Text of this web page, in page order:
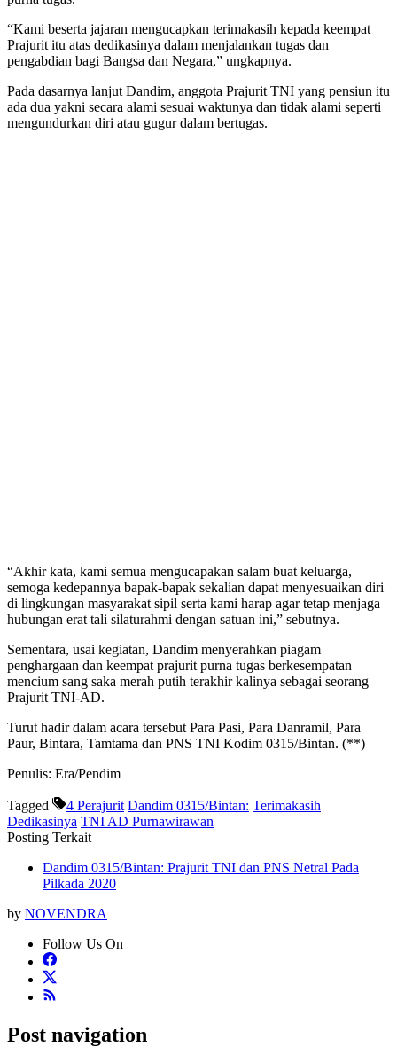
“Kami beserta jajaran mengucapkan terimakasih kepada keempat
Prajurit itu atas dedikasinya dalam menjalankan tugas dan
pengabdian bagi Bangsa dan Negara,” ungkapnya.
Pada dasarnya lanjut Dandim, anggota Prajurit TNI yang pensiun itu
ada dua yakni secara alami sesuai waktunya dan tidak alami seperti
mengundurkan diri atau gugur dalam bertugas.
“Akhir kata, kami semua mengucapakan salam buat keluarga,
semoga kedepannya bapak-bapak sekalian dapat menyesuaikan diri
di lingkungan masyarakat sipil serta kami harap agar tetap menjaga
hubungan erat tali silaturahmi dengan satuan ini,” sebutnya.
Sementara, usai kegiatan, Dandim menyerahkan piagam
penghargaan dan keempat prajurit purna tugas berkesempatan
mencium sang saka merah putih terakhir kalinya sebagai seorang
Prajurit TNI-AD.
Turut hadir dalam acara tersebut Para Pasi, Para Danramil, Para
Paur, Bintara, Tamtama dan PNS TNI Kodim 0315/Bintan. (**)
Penulis: Era/Pendim
Tagged 4 Perajurit Dandim 0315/Bintan: Terimakasih
Dedikasinya TNI AD Purnawirawan
Posting Terkait
Dandim 0315/Bintan: Prajurit TNI dan PNS Netral Pada
Pilkada 2020
by NOVENDRA
Follow Us On
Post navigation